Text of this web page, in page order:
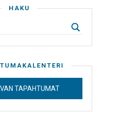
HAKU
TAPAHTUMAT